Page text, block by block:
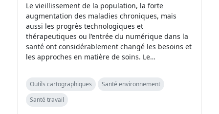
Le vieillissement de la population, la forte
augmentation des maladies chroniques, mais
aussi les progrès technologiques et
thérapeutiques ou l’entrée du numérique dans la
santé ont considérablement changé les besoins et
les approches en matière de soins. Le…
Outils cartographiques
Santé environnement
Santé travail